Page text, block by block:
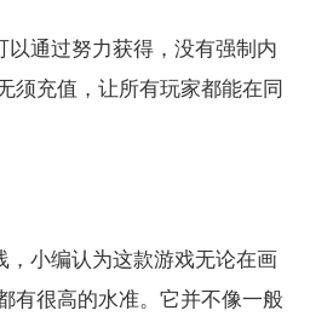
以通过努力获得，没有强制内
须充值，让所有玩家都能在同
，小编认为这款游戏无论在画
有很高的水准。它并不像一般